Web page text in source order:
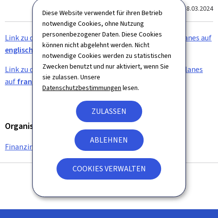
Diese Website verwendet für ihren Betrieb
notwendige Cookies, ohne Nutzung
personenbezogener Daten. Diese Cookies
können nicht abgelehnt werden. Nicht
notwendige Cookies werden zu statistischen
Zwecken benutzt und nur aktiviert, wenn Sie
sie zulassen. Unsere
Datenschutzbestimmungen lesen.
ZULASSEN
ABLEHNEN
COOKIES VERWALTEN
Zum letzten Mal aktualisiert am 18.03.2024
Link zu den Dokumenten des Entwurfs des Haushaltplanes auf
englisch
Link zu den Dokumenten des Entwurfs des Haushaltsplanes
auffranzösich
Organisation
Finanzinspektion